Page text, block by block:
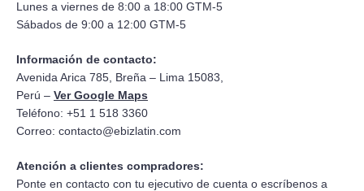
Lunes a viernes de 8:00 a 18:00 GTM-5
Sábados de 9:00 a 12:00 GTM-5
Información de contacto:
Avenida Arica 785, Breña – Lima 15083,
Perú – Ver Google Maps
Teléfono: +51 1 518 3360
Correo: contacto@ebizlatin.com
Atención a clientes compradores:
Ponte en contacto con tu ejecutivo de cuenta o escríbenos a